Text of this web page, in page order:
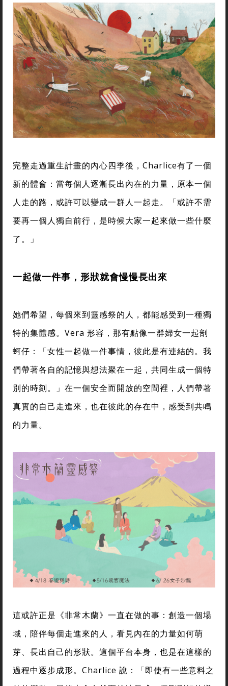
完整走過重生計畫的內心四季後，Charlice有了一個
新的體會：當每個人逐漸長出內在的力量，原本一個
人走的路，或許可以變成一群人一起走。「或許不需
要再一個人獨自前行，是時候大家一起來做一些什麼
了。」
一起做一件事，形狀就會慢慢長出來
她們希望，每個來到靈感祭的人，都能感受到一種獨
特的集體感。Vera 形容，那有點像一群婦女一起剖
蚵仔：「女性一起做一件事情，彼此是有連結的。我
們帶著各自的記憶與想法聚在一起，共同生成一個特
別的時刻。」在一個安全而開放的空間裡，人們帶著
真實的自己走進來，也在彼此的存在中，感受到共鳴
的力量。
這或許正是《非常木蘭》一直在做的事：創造一個場
域，陪伴每個走進來的人，看見內在的力量如何萌
芽、長出自己的形狀。這個平台本身，也是在這樣的
過程中逐步成形。Charlice 說：「即使有一些意料之